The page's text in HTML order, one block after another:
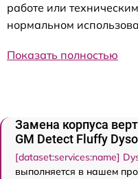
работе или
нормальном
Показать полностью
Замена корпуса
GM Detect Fluffy
[dataset:services:name]
выполняется в нашем